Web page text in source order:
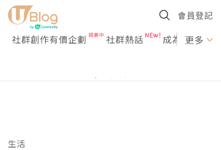
會員登記
社群創作有價企劃 社群熱話 成為U更多
生活